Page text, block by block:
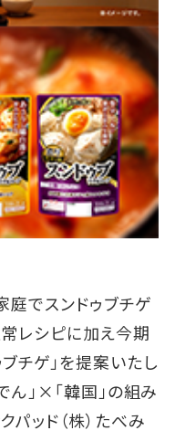
庭でスンドゥブチゲ
レシピに加え今期
チゲ」を提案いたし
ん」×「韓国」の組み
パッド（株）たべみ